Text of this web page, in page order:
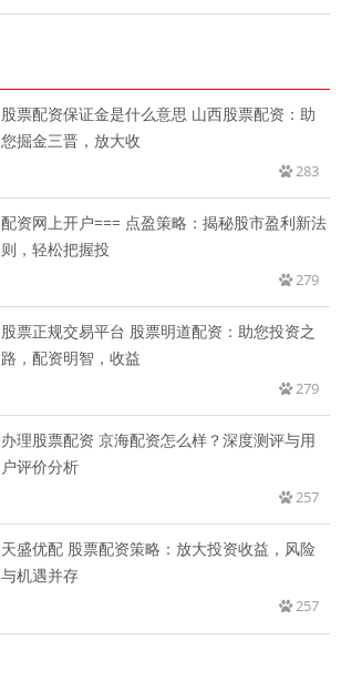
股票配资保证金是什么意思 山西股票配资：助
您掘金三晋，放大收
283
配资网上开户=== 点盈策略：揭秘股市盈利新法
则，轻松把握投
279
股票正规交易平台 股票明道配资：助您投资之
路，配资明智，收益
279
办理股票配资 京海配资怎么样？深度测评与用
户评价分析
257
天盛优配 股票配资策略：放大投资收益，风险
与机遇并存
257